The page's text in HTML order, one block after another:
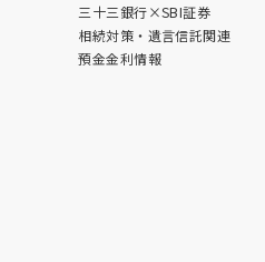
三十三銀行×SBI証券
相続対策・遺言信託関連
預金金利情報